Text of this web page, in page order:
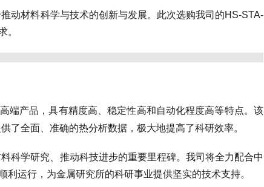
动材料科学与技术的创新与发展。此次选购我司的HS-STA-
。
端产品，具有精度高 、稳定性高和自动化程度高等特点。该
了全面、准确的热分析数据，极大地提高了科研效率。
科学研究、推动科技进步的重要里程碑。我司将全力配合中
运行，为金属研究所的科研事业提供坚实的技术支持。